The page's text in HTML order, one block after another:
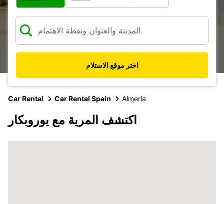
اختر موقع الاستلام
Car Rental Car Rental Spain Almeria
اكتشف المرية مع يوروبكار